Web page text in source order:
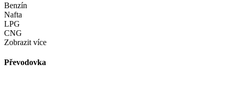
Benzín
Nafta
LPG
CNG
Zobrazit více
Převodovka